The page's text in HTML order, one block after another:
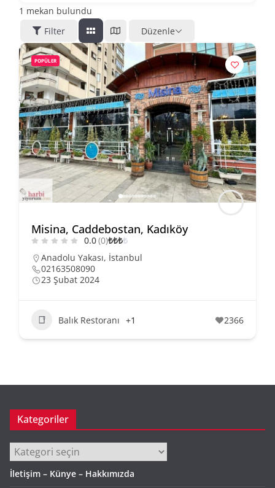
1 mekan bulundu
Filter
Düzenle
POPÜLER
Misina, Caddebostan, Kadıköy
0.0(0)₺₺₺₺
Anadolu Yakası, İstanbul
02163508090
23 Şubat 2024
Balık Restoranı +1 2366
Kategoriler
Kategoriler
İletişim – Künye – Hakkımızda